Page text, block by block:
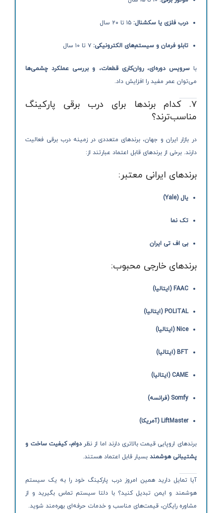
درب فلزی یا سکشنال: ۱۵ تا ۲۰ سال
تابلو فرمان و سیستم‌های الکترونیکی: ۷ تا ۱۰ سال
باسرویس دوره‌ای، روان‌کاری قطعات، و بررسی عملکرد چشمی‌ها
می‌توان عمر مفید را افزایش داد.
۷. کدام برندها برای درب برقی پارکینگ
مناسب‌ترند؟
در بازار ایران و جهان، برندهای متعددی در زمینه درب برقی فعالیت
دارند. برخی از برندهای قابل اعتماد عبارتند از:
برندهای ایرانی معتبر:
یال (Yale)
تک نما
بی اف تی ایران
برندهای خارجی محبوب:
FAAC (ایتالیا)
POLITAL (ایتالیا)
Nice (ایتالیا)
BFT (ایتالیا)
CAME (ایتالیا)
Somfy (فرانسه)
LiftMaster (آمریکا)
برندهای اروپایی قیمت بالاتری دارند اما از نظر دوام، کیفیت ساخت و
پشتیبانی هوشمند بسیار قابل اعتماد هستند.
آیا تمایل دارید همین امروز درب پارکینگ خود را به یک سیستم
هوشمند و ایمن تبدیل کنید؟ با دلتا سیستم تماس بگیرید و از
مشاوره رایگان، قیمت‌های مناسب و خدمات حرفه‌ای بهره‌مند شوید.